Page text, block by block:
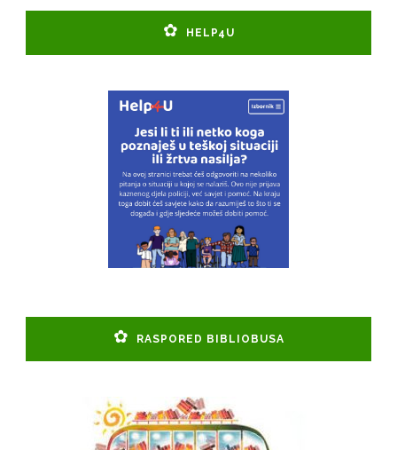
HELP4U
RASPORED BIBLIOBUSA